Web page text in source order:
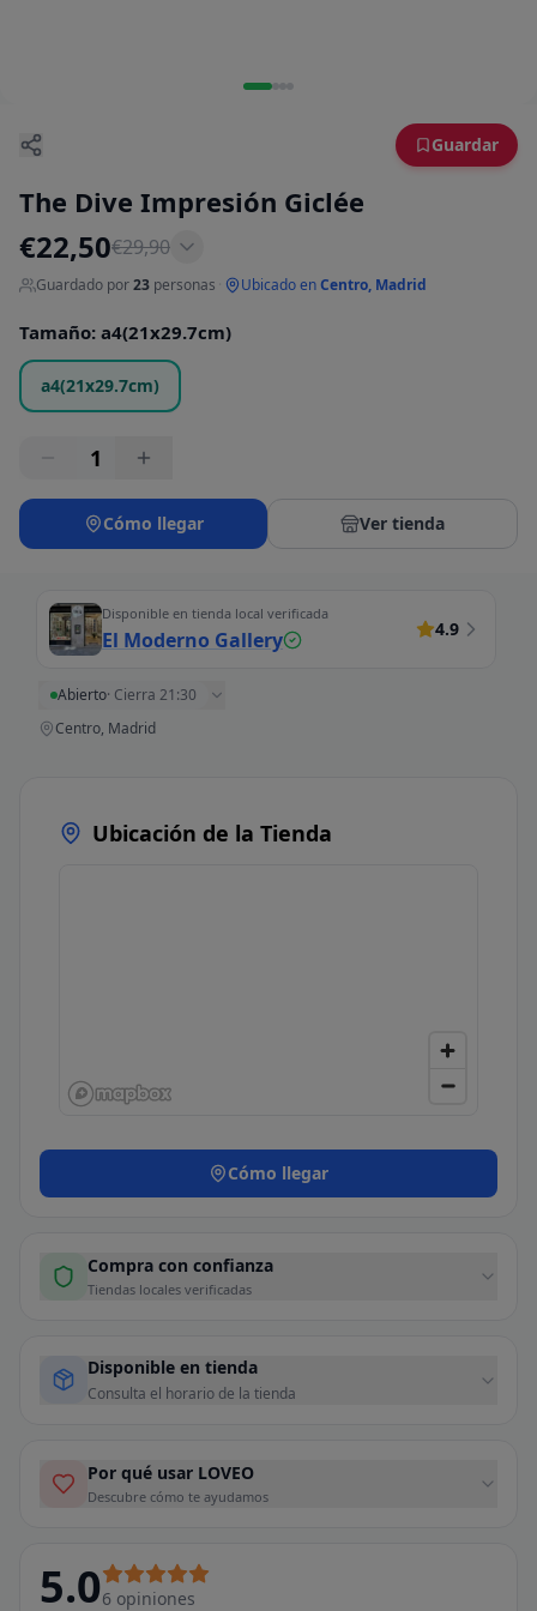
Guardar
The Dive Impresión Giclée
€22,50€29,90
Guardado por23 personas Ubicado enCentro, Madrid
Tamaño: a4(21x29.7cm)
a4(21x29.7cm)
1
Cómo llegar Ver tienda
Disponible en tienda local verificada
El Moderno Gallery 4.9
Abierto· Cierra 21:30
Centro, Madrid
Ubicación de la Tienda
Cómo llegar
Compra con confianza
Tiendas locales verificadas
Disponible en tienda
Consulta el horario de la tienda
Por qué usar LOVEO
Descubre cómo te ayudamos
5.06 opiniones